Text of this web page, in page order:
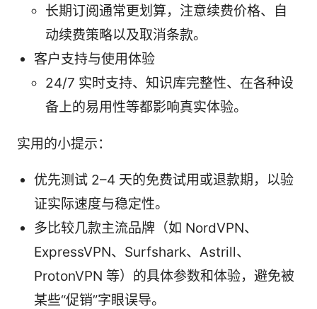
长期订阅通常更划算，注意续费价格、自
动续费策略以及取消条款。
客户支持与使用体验
24/7 实时支持、知识库完整性、在各种设
备上的易用性等都影响真实体验。
实用的小提示：
优先测试 2–4 天的免费试用或退款期，以验
证实际速度与稳定性。
多比较几款主流品牌（如 NordVPN、
ExpressVPN、Surfshark、Astrill、
ProtonVPN 等）的具体参数和体验，避免被
某些“促销”字眼误导。